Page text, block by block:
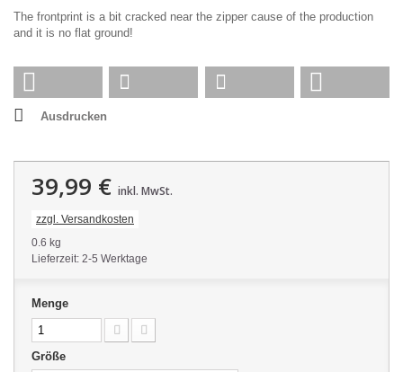
The frontprint is a bit cracked near the zipper cause of the production
and it is no flat ground!
Ausdrucken
39,99 € inkl. MwSt.
zzgl. Versandkosten
0.6 kg
Lieferzeit: 2-5 Werktage
Menge
Größe